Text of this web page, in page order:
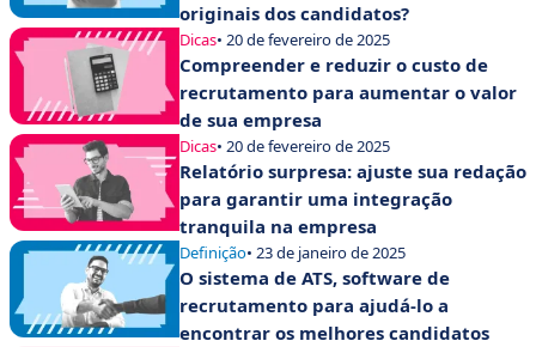
originais dos candidatos?
Dicas• 20 de fevereiro de 2025
Compreender e reduzir o custo de
recrutamento para aumentar o valor
de sua empresa
Dicas• 20 de fevereiro de 2025
Relatório surpresa: ajuste sua redação
para garantir uma integração
tranquila na empresa
Definição• 23 de janeiro de 2025
O sistema de ATS, software de
recrutamento para ajudá-lo a
encontrar os melhores candidatos